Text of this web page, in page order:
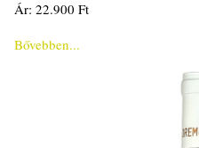
Ár: 22.900 Ft
Bővebben...